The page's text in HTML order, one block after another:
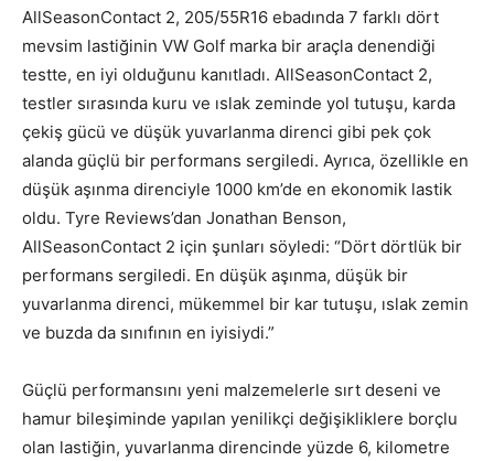
AllSeasonContact 2, 205/55R16 ebadında 7 farklı dört
mevsim lastiğinin VW Golf marka bir araçla denendiği
testte, en iyi olduğunu kanıtladı. AllSeasonContact 2,
testler sırasında kuru ve ıslak zeminde yol tutuşu, karda
çekiş gücü ve düşük yuvarlanma direnci gibi pek çok
alanda güçlü bir performans sergiledi. Ayrıca, özellikle en
düşük aşınma direnciyle 1000 km’de en ekonomik lastik
oldu. Tyre Reviews’dan Jonathan Benson,
AllSeasonContact 2 için şunları söyledi: “Dört dörtlük bir
performans sergiledi. En düşük aşınma, düşük bir
yuvarlanma direnci, mükemmel bir kar tutuşu, ıslak zemin
ve buzda da sınıfının en iyisiydi.”
Güçlü performansını yeni malzemelerle sırt deseni ve
hamur bileşiminde yapılan yenilikçi değişikliklere borçlu
olan lastiğin, yuvarlanma direncinde yüzde 6, kilometre